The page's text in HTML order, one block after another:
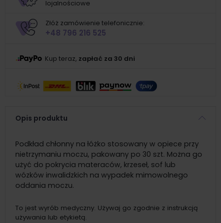
lojalnościowe
Złóż zamówienie telefonicznie:
+48 796 216 525
Kup teraz, zapłać za 30 dni
Opis produktu
Podkład chłonny na łóżko stosowany w opiece przy
nietrzymaniu moczu, pakowany po 30 szt. Można go
użyć do pokrycia materaców, krzeseł, sof lub
wózków inwalidzkich na wypadek mimowolnego
oddania moczu.
To jest wyrób medyczny. Używaj go zgodnie z instrukcją
używania lub etykietą.